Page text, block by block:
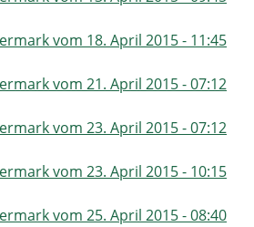
vom 18. April 2015 - 11:45
vom 21. April 2015 - 07:12
vom 23. April 2015 - 07:12
vom 23. April 2015 - 10:15
vom 25. April 2015 - 08:40